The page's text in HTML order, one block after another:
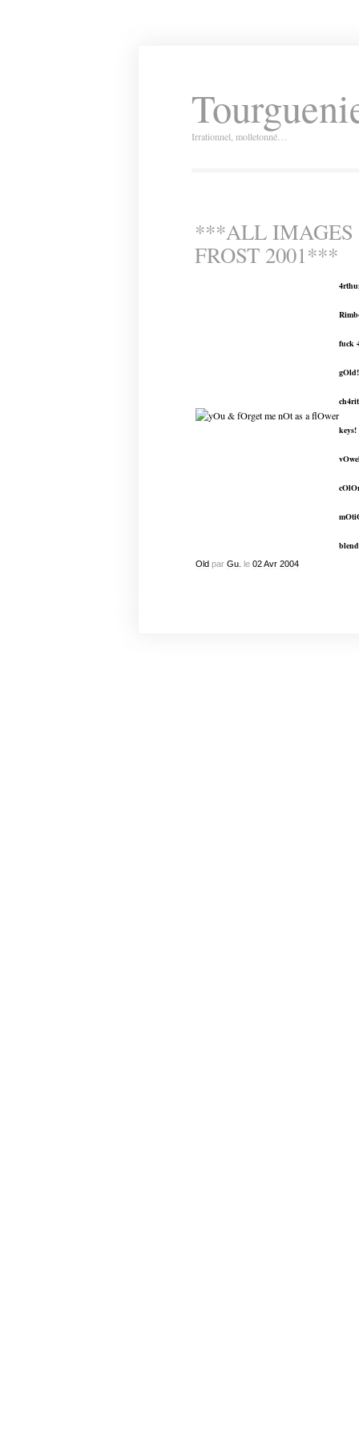
Irrationnel, molletonné…
***ALL IMAGES
FROST 2001***
fuck
gOld!
keys!
Old par Gu. le 02 Avr 2004